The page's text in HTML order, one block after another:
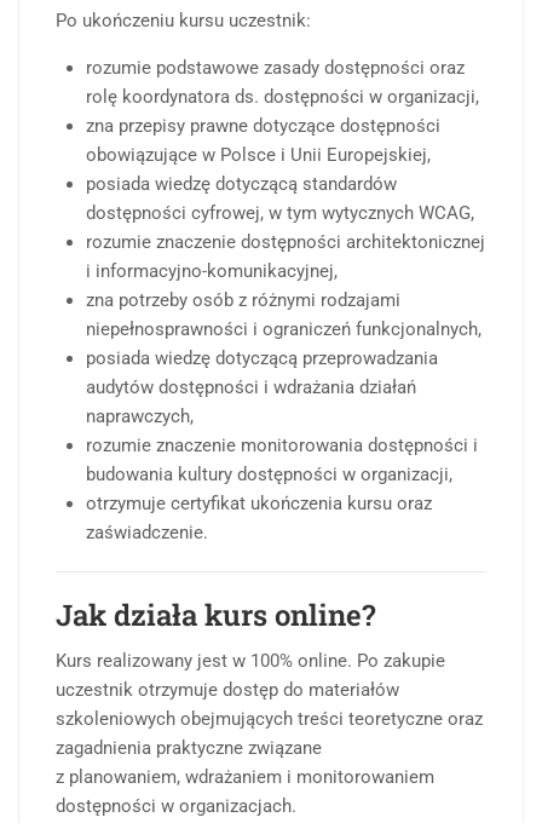
Po ukończeniu kursu uczestnik:
rozumie podstawowe zasady dostępności oraz
rolę koordynatora ds. dostępności w organizacji,
zna przepisy prawne dotyczące dostępności
obowiązujące w Polsce i Unii Europejskiej,
posiada wiedzę dotyczącą standardów
dostępności cyfrowej, w tym wytycznych WCAG,
rozumie znaczenie dostępności architektonicznej
i informacyjno-komunikacyjnej,
zna potrzeby osób z różnymi rodzajami
niepełnosprawności i ograniczeń funkcjonalnych,
posiada wiedzę dotyczącą przeprowadzania
audytów dostępności i wdrażania działań
naprawczych,
rozumie znaczenie monitorowania dostępności i
budowania kultury dostępności w organizacji,
otrzymuje certyfikat ukończenia kursu oraz
zaświadczenie.
Jak działa kurs online?
Kurs realizowany jest w 100% online. Po zakupie
uczestnik otrzymuje dostęp do materiałów
szkoleniowych obejmujących treści teoretyczne oraz
zagadnienia praktyczne związane
z planowaniem, wdrażaniem i monitorowaniem
dostępności w organizacjach.